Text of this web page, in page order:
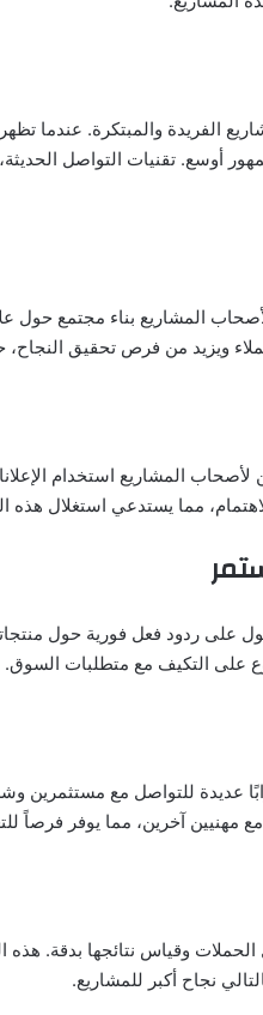
الفريدة والمبتكرة. عندما
أوسع. تقنيات التواصل
المشاريع بناء مجتمع حول
ويزيد من فرص تحقيق
لأصحاب المشاريع استخدام
مما يستدعي استغلال
على ردود فعل فورية حول
على التكيف مع متطلبات السوق.
عديدة للتواصل مع
آخرين، مما يوفر فرصاً
وقياس نتائجها بدقة.
نجاح أكبر للمشاريع.